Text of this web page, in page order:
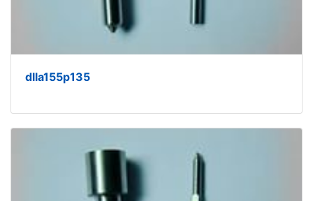
dlla155p135